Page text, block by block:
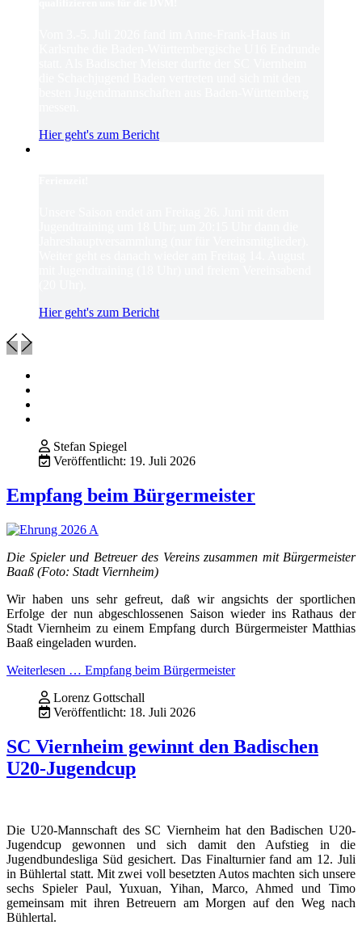
Hier geht's zum Bericht
Hier geht's zum Bericht
Stefan Spiegel
Veröffentlicht: 19. Juli 2026
Empfang beim Bürgermeister
Die Spieler und Betreuer des Vereins zusammen mit Bürgermeister
Baaß (Foto: Stadt Viernheim)
Wir haben uns sehr gefreut, daß wir angsichts der sportlichen
Erfolge der nun abgeschlossenen Saison wieder ins Rathaus der
Stadt Viernheim zu einem Empfang durch Bürgermeister Matthias
Baaß eingeladen wurden.
Weiterlesen … Empfang beim Bürgermeister
Lorenz Gottschall
Veröffentlicht: 18. Juli 2026
SC Viernheim gewinnt den Badischen
U20-Jugendcup
Die U20-Mannschaft des SC Viernheim hat den Badischen U20-
Jugendcup gewonnen und sich damit den Aufstieg in die
Jugendbundesliga Süd gesichert. Das Finalturnier fand am 12. Juli
in Bühlertal statt. Mit zwei voll besetzten Autos machten sich unsere
sechs Spieler Paul, Yuxuan, Yihan, Marco, Ahmed und Timo
gemeinsam mit ihren Betreuern am Morgen auf den Weg nach
Bühlertal.